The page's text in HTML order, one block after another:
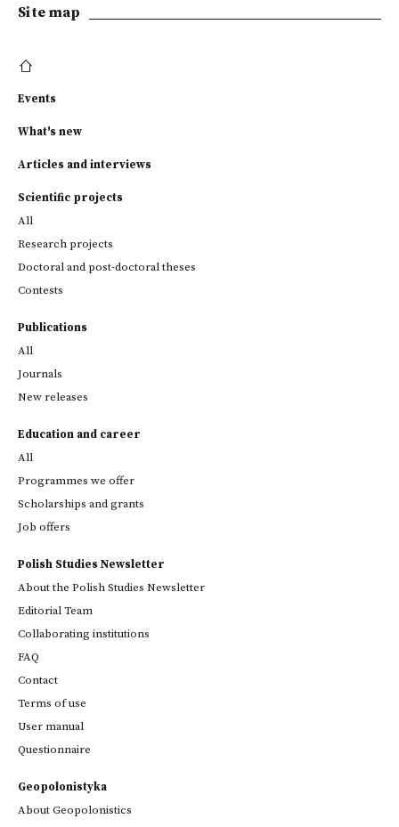
Site map
Events
What's new
Articles and interviews
Scientific projects
All
Research projects
Doctoral and post-doctoral theses
Contests
Publications
All
Journals
New releases
Education and career
All
Programmes we offer
Scholarships and grants
Job offers
Polish Studies Newsletter
About the Polish Studies Newsletter
Editorial Team
Collaborating institutions
FAQ
Contact
Terms of use
User manual
Questionnaire
Geopolonistyka
About Geopolonistics